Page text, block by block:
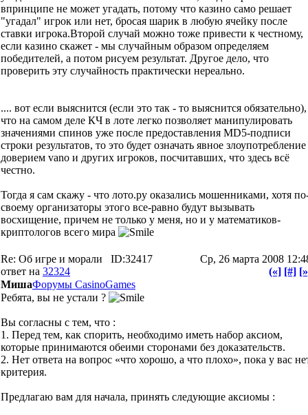
впринципе не может угадать, потому что казино само решает
"угадал" игрок или нет, бросая шарик в любую ячейку после
ставки игрока.Второй случай можно тоже привести к честному,
если казино скажет - мы случайным образом определяем
победителей, а потом рисуем результат. Другое дело, что
проверить эту случайность практически нереально.
.... вот если выяснится (если это так - то выяснится обязательно),
что на самом деле КЧ в лоте легко позволяет манипулировать
значениями спинов уже после предоставления MD5-подписи
строки результатов, то это будет означать явное злоупотребление
доверием vano и других игроков, посчитавших, что здесь всё
честно.
Тогда я сам скажу - что лото.ру оказались мошенниками, хотя
своему организаторы этого все-равно будут вызывать
восхищение, причем не только у меня, но и у математиков-
криптологов всего мира
Re: Об игре и морали
ID:32417
ответ на 32324
Ср, 26 марта 2008
(«] [#]
МишаФорумы CasinoGames
Ребята, вы не устали ?
Вы согласны с тем, что :
1. Перед тем, как спорить, необходимо иметь набор аксиом,
которые принимаются обеими сторонами без доказательств.
2. Нет ответа на вопрос «что хорошо, а что плохо», пока у вас
критерия.
Предлагаю вам для начала, принять следующие аксиомы :